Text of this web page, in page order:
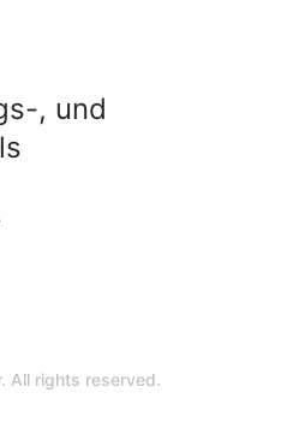
, und
All rights reserved.